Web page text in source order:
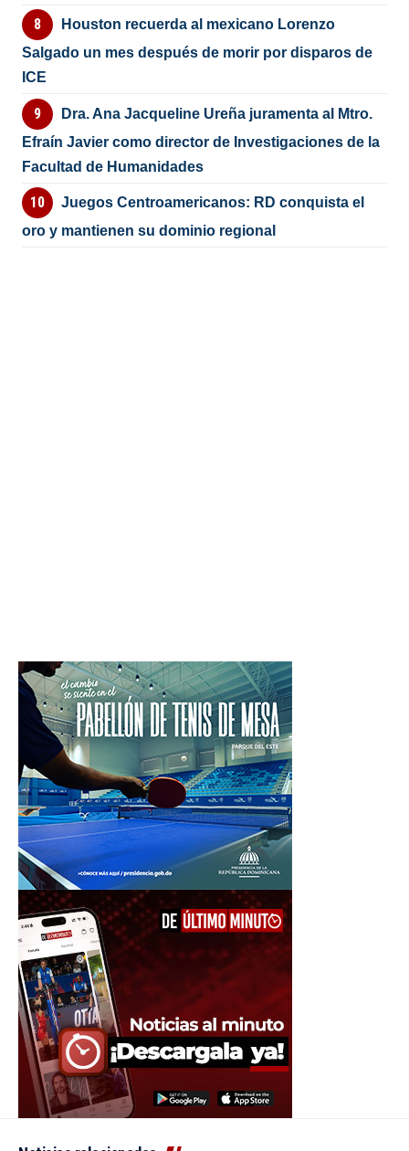
Houston recuerda al mexicano Lorenzo
Salgado un mes después de morir por disparos de
ICE
Dra. Ana Jacqueline Ureña juramenta al Mtro.
Efraín Javier como director de Investigaciones de la
Facultad de Humanidades
Juegos Centroamericanos: RD conquista el
oro y mantienen su dominio regional